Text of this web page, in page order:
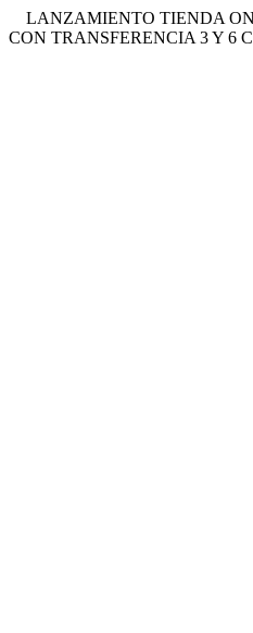
LANZAMIENTO TIENDA
CON TRANSFERENCIA 3 Y 6